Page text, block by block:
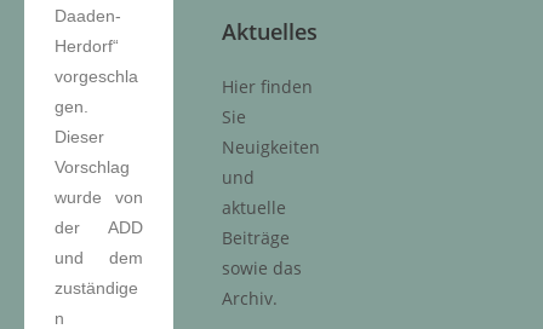
Aktuelles
Hier finden
Sie
Neuigkeiten
und
aktuelle
Beiträge
sowie das
Archiv.
Daaden-
Herdorf“
vorgeschla
gen.
Dieser
Vorschlag
wurde von
der ADD
und dem
zuständige
n